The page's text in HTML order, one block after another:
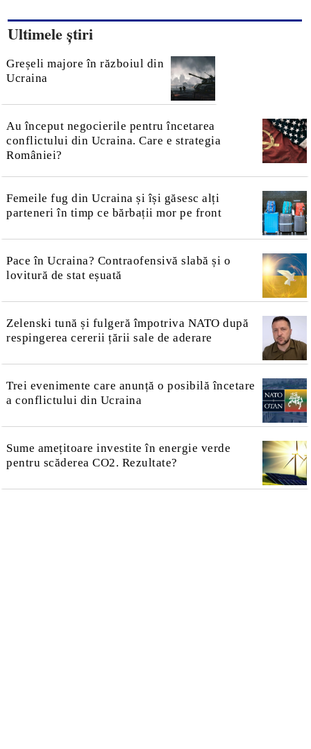
Ultimele știri
Greșeli majore în războiul din
Ucraina
Au început negocierile pentru încetarea
conflictului din Ucraina. Care e strategia
României?
Femeile fug din Ucraina și își găsesc alți
parteneri în timp ce bărbații mor pe front
Pace în Ucraina? Contraofensivă slabă și o
lovitură de stat eșuată
Zelenski tună și fulgeră împotriva NATO după
respingerea cererii țării sale de aderare
Trei evenimente care anunță o posibilă încetare
a conflictului din Ucraina
Sume amețitoare investite în energie verde
pentru scăderea CO2. Rezultate?